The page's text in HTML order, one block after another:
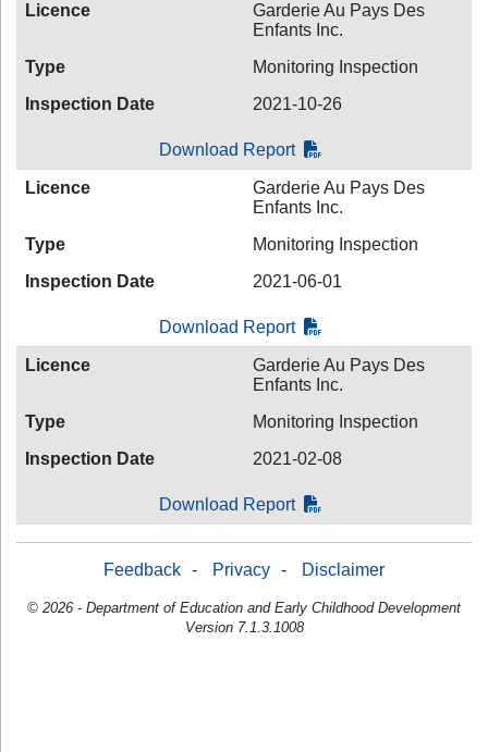
Licence
Garderie Au Pays Des
Enfants Inc.
Type
Monitoring Inspection
Inspection Date
2021-10-26
Download Report
Licence
Garderie Au Pays Des
Enfants Inc.
Type
Monitoring Inspection
Inspection Date
2021-06-01
Download Report
Licence
Garderie Au Pays Des
Enfants Inc.
Type
Monitoring Inspection
Inspection Date
2021-02-08
Download Report
Feedback - Privacy - Disclaimer
© 2026 - Department of Education and Early Childhood Development
Version 7.1.3.1008